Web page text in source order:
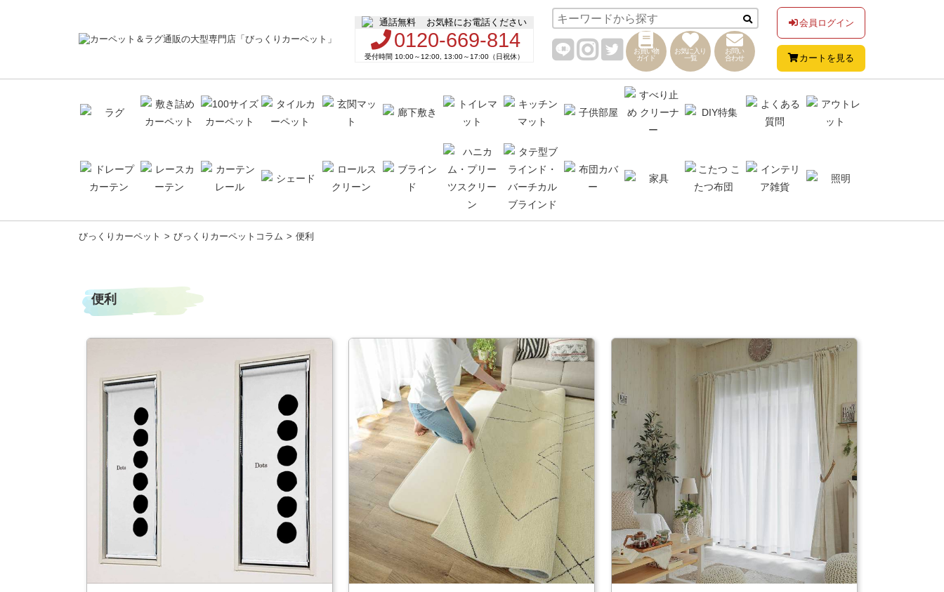
お気軽にお電話ください
0120-669-814
受付時間 10:00～12:00, 13:00～17:00（日祝休）
お買い物
ガイド
お気に入り
一覧
お問い
合わせ
会員ログイン
カートを見る
びっくりカーペット びっくりカーペットコラム 便利
便利